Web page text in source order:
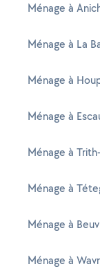
Ménage à
Ménage à La
Ménage à
Ménage à
Ménage à
Ménage à
Ménage à
Ménage à